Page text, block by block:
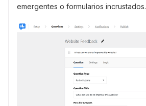
emergentes o formularios incrustados.